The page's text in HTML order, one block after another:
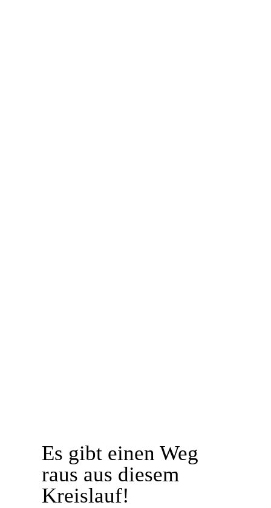
Es gibt einen Weg
raus aus diesem
Kreislauf!